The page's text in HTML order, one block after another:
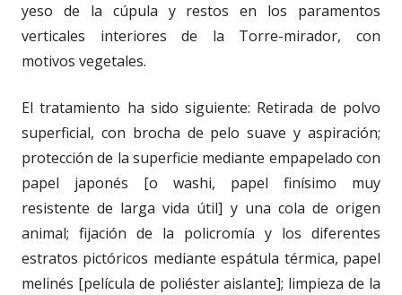
yeso de la cúpula y restos en los paramentos
verticales interiores de la Torre-mirador, con
motivos vegetales.
El tratamiento ha sido siguiente: Retirada de polvo
superficial, con brocha de pelo suave y aspiración;
protección de la superficie mediante empapelado con
papel japonés [o washi, papel finísimo muy
resistente de larga vida útil] y una cola de origen
animal; fijación de la policromía y los diferentes
estratos pictóricos mediante espátula térmica, papel
melinés [película de poliéster aislante]; limpieza de la